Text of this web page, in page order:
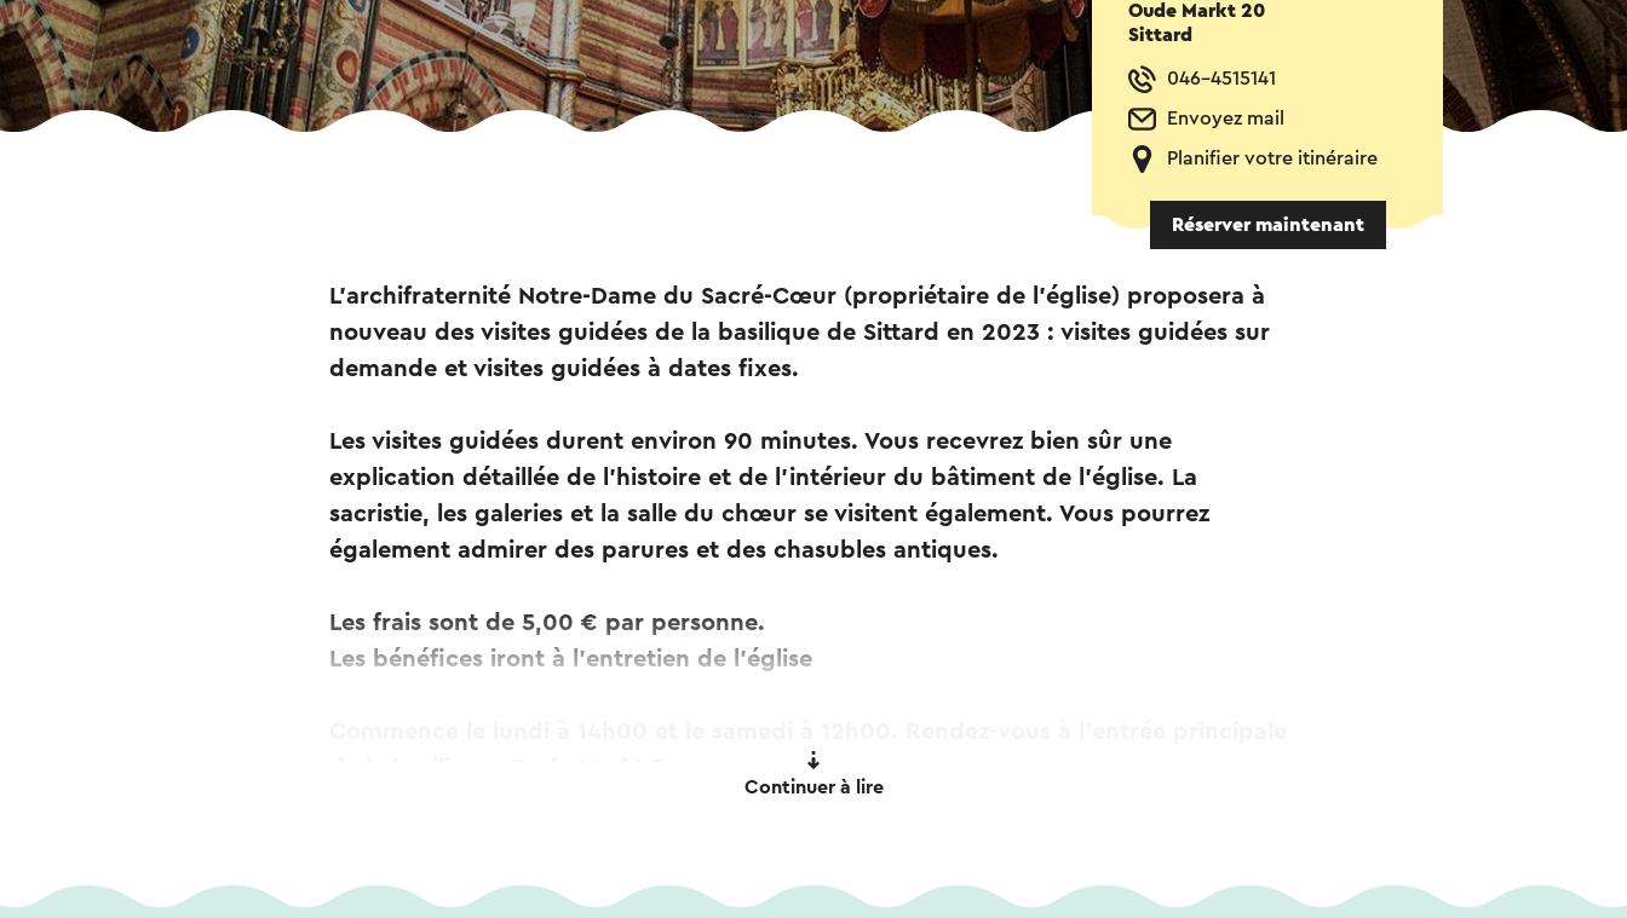
Oude Markt 20
Sittard
046-4515141
Envoyez mail
Planifier votre itinéraire
Réserver maintenant
L'archifraternité Notre-Dame du Sacré-Cœur (propriétaire de l'église) proposera à
nouveau des visites guidées de la basilique de Sittard en 2023 : visites guidées sur
demande et visites guidées à dates fixes.
Les visites guidées durent environ 90 minutes. Vous recevrez bien sûr une
explication détaillée de l'histoire et de l'intérieur du bâtiment de l'église. La
sacristie, les galeries et la salle du chœur se visitent également. Vous pourrez
également admirer des parures et des chasubles antiques.
Les frais sont de 5,00 € par personne.
Les bénéfices iront à l'entretien de l'église
Ou 046 – 4515141 (ouvert du mardi au vendredi de 09h30 à 12h00)
Continuer à lire